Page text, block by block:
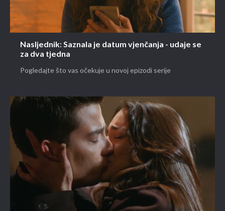
Nasljednik: Saznala je datum vjenčanja - udaje se
za dva tjedna
Pogledajte što vas očekuje u novoj epizodi serije